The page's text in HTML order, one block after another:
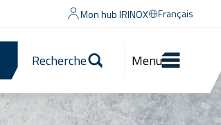
Mon hub IRINOX Français
Recherche Menu